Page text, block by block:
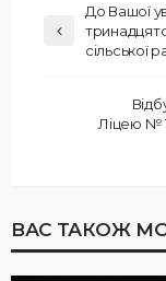
До Вашої
сільської
Ліцею №
ВАС ТАКОЖ